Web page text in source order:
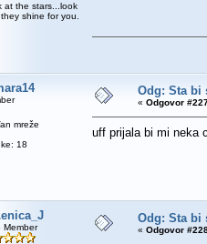
at the stars...look
shine for you.
mreže
18
Odg: Sta bi
« Odgovor
uff prijala bi mi neka
Member
Odg: Sta bi
« Odgovor